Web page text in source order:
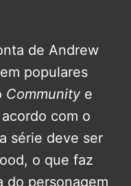
de Andrew
populares
Community e
com o
série deve ser
o que faz
do personagem